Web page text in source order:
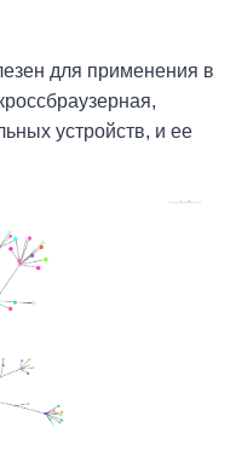
для применения в
устройств, и ее